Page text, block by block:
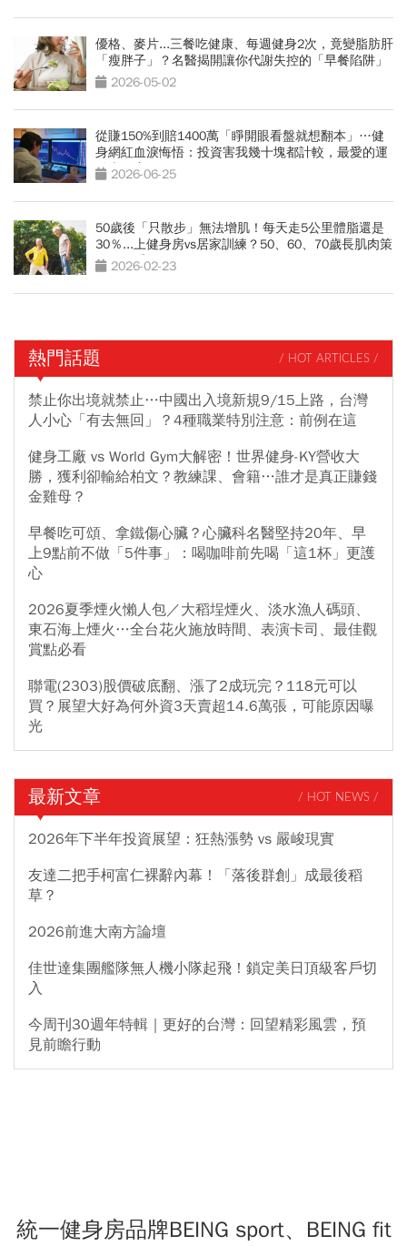
優格、麥片...三餐吃健康、每週健身2次，竟變脂肪肝
「瘦胖子」？名醫揭開讓你代謝失控的「早餐陷阱」
2026-05-02
從賺150%到賠1400萬「睜開眼看盤就想翻本」…健
身網紅血淚悔悟：投資害我幾十塊都計較，最愛的運
動也放棄
2026-06-25
50歲後「只散步」無法增肌！每天走5公里體脂還是
30％...上健身房vs居家訓練？50、60、70歲長肌肉策
略一次看
2026-02-23
熱門話題 / HOT ARTICLES /
禁止你出境就禁止…中國出入境新規9/15上路，台灣
人小心「有去無回」？4種職業特別注意：前例在這
健身工廠 vs World Gym大解密！世界健身-KY營收大
勝，獲利卻輸給柏文？教練課、會籍…誰才是真正賺錢
金雞母？
早餐吃可頌、拿鐵傷心臟？心臟科名醫堅持20年、早
上9點前不做「5件事」：喝咖啡前先喝「這1杯」更護
心
2026夏季煙火懶人包／大稻埕煙火、淡水漁人碼頭、
東石海上煙火…全台花火施放時間、表演卡司、最佳觀
賞點必看
聯電(2303)股價破底翻、漲了2成玩完？118元可以
買？展望大好為何外資3天賣超14.6萬張，可能原因曝
光
最新文章 / HOT NEWS /
2026年下半年投資展望：狂熱漲勢 vs 嚴峻現實
友達二把手柯富仁裸辭內幕！「落後群創」成最後稻
草？
2026前進大南方論壇
佳世達集團艦隊無人機小隊起飛！鎖定美日頂級客戶切
入
今周刊30週年特輯｜更好的台灣：回望精彩風雲，預
見前瞻行動
統一健身房品牌BEING sport、BEING fit